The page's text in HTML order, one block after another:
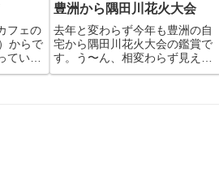
フェの
からで
ている
ばお茶
豊洲から隅田川花火大会
去年と変わらず今年も豊洲の自
宅から隅田川花火大会の鑑賞で
す。う〜ん、相変わらず見えそ
で見えない＾＾；ららぽーとの